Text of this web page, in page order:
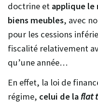
doctrine et applique le
biens meubles, avec
pour les cessions
fiscalité relativement
qu’une année…
En effet, la loi de
régime, celui de la flat